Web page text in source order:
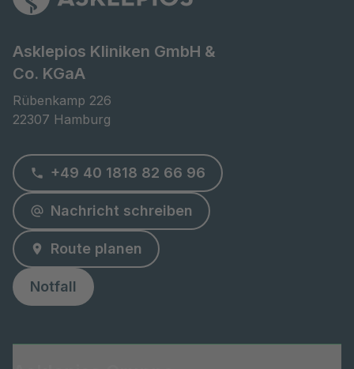
Asklepios Kliniken GmbH &
Co. KGaA
Rübenkamp 226
22307 Hamburg
+49 40 1818 82 66 96
Nachricht schreiben
Route planen
Notfall